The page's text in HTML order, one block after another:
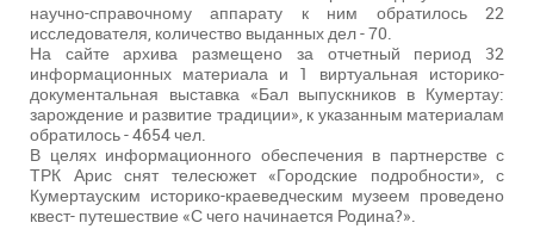
научно-справочному аппарату к ним обратилось 22
исследователя, количество выданных дел - 70.
На сайте архива размещено за отчетный период 32
информационных материала и 1 виртуальная историко-
документальная выставка «Бал выпускников в Кумертау:
зарождение и развитие традиции», к указанным материалам
обратилось - 4654 чел.
В целях информационного обеспечения в партнерстве с
ТРК Арис снят телесюжет «Городские подробности», с
Кумертауским историко-краеведческим музеем проведено
квест- путешествие «С чего начинается Родина?».